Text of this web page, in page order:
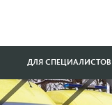
ДЛЯ СПЕЦИАЛИСТОВ